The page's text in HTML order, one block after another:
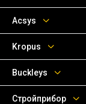
Acsys
Kropus
Buckleys
Стройприбор